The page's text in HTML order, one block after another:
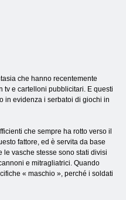
che hanno recentemente
tv e cartelloni pubblicitari. E questi
in evidenza i serbatoi di giochi in
che sempre ha rotto verso il
fattore, ed è servita da base
vasche stesse sono stati divisi
e mitragliatrici. Quando
« maschio », perché i soldati